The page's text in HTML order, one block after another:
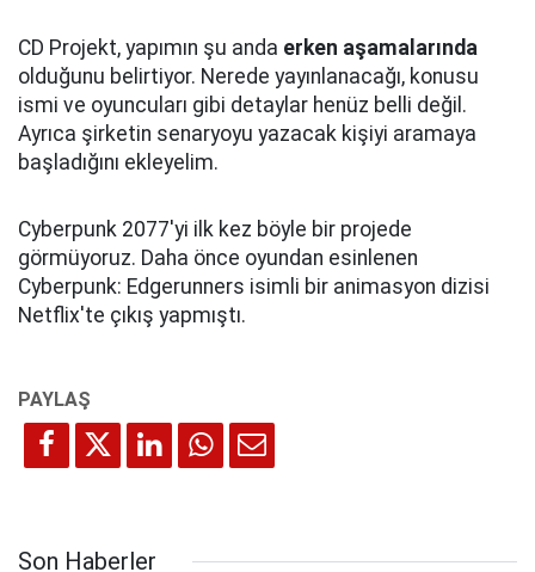
CD Projekt, yapımın şu anda erken aşamalarında
olduğunu belirtiyor. Nerede yayınlanacağı, konusu
ismi ve oyuncuları gibi detaylar henüz belli değil.
Ayrıca şirketin senaryoyu yazacak kişiyi aramaya
başladığını ekleyelim.
Cyberpunk 2077'yi ilk kez böyle bir projede
görmüyoruz. Daha önce oyundan esinlenen
Cyberpunk: Edgerunners isimli bir animasyon dizisi
Netflix'te çıkış yapmıştı.
Son Haberler